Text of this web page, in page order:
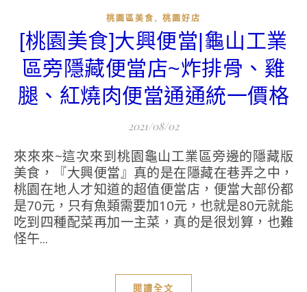
桃園區美食 , 桃園好店
[桃園美食]大興便當|龜山工業
區旁隱藏便當店~炸排骨、雞
腿、紅燒肉便當通通統一價格
2021/08/02
來來來~這次來到桃園龜山工業區旁邊的隱藏版
美食，『大興便當』真的是在隱藏在巷弄之中，
桃園在地人才知道的超值便當店，便當大部份都
是70元，只有魚類需要加10元，也就是80元就能
吃到四種配菜再加一主菜，真的是很划算，也難
怪午...
閱讀全文